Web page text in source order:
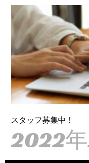
スタッフ募集中！
2022年